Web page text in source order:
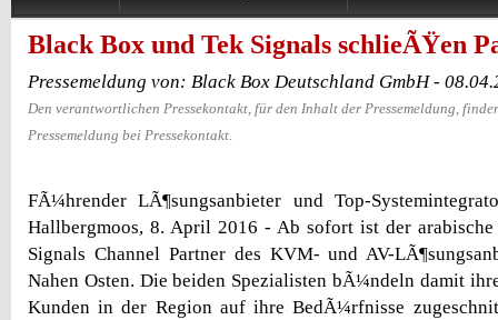
Black Box und Tek Signals schlieÃŸen
Pressemeldung von: Black Box Deutschland GmbH -
Den verantwortlichen Pressekontakt, für den Inhalt der Pressemeldung,
Pressemeldung bei Pressekontakt.
FÃ¼hrender LÃ¶sungsanbieter und Top-
Hallbergmoos, 8. April 2016 - Ab sofort ist der arabische
Signals Channel Partner des KVM- und AV-
Nahen Osten. Die beiden Spezialisten bÃ¼ndeln damit
Kunden in der Region auf ihre BedÃ¼rfnisse